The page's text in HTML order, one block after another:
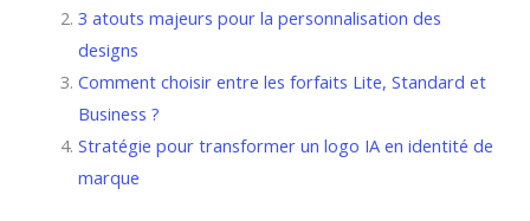
3 atouts majeurs pour la personnalisation des
designs
Comment choisir entre les forfaits Lite, Standard et
Business ?
Stratégie pour transformer un logo IA en identité de
marque